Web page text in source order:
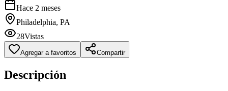
Hace 2 meses
Philadelphia, PA
28Vistas
Agregar a favoritos Compartir
Descripción